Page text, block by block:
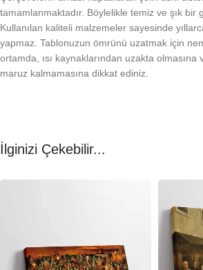
tamamlanmaktadır. Böylelikle temiz ve şık bir
Kullanılan kaliteli malzemeler sayesinde
yapmaz. Tablonuzun ömrünü uzatmak için
ortamda, ısı kaynaklarından uzakta olmasına
maruz kalmamasına dikkat ediniz.
İlginizi Çekebilir...